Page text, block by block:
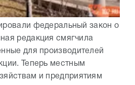
федеральный закон о
редакция смягчила
для производителей
Теперь местным
и предприятиям